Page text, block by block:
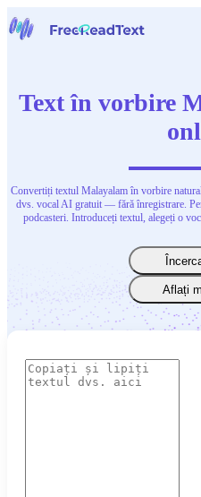
Instrumente
Română
Text în vorbire
Convertiți textul Malayalam în vorbire
dvs. vocal AI gratuit — fără înregistrare.
podcasteri. Introduceți textul, alegeți o
Aflați